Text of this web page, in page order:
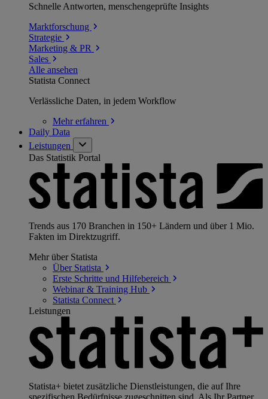
Schnelle Antworten, menschengeprüfte Insights
Marktforschung
Strategie
Marketing & PR
Sales
Alle ansehen
Statista Connect
Verlässliche Daten, in jedem Workflow
Mehrerfahren
Daily Data
Leistungen
Das Statistik Portal
Trends aus 170 Branchen in 150+ Ländern und über 1 Mio.
Fakten im Direktzugriff.
Mehr über Statista
Über Statista
Erste Schritte und Hilfebereich
Webinar & Training Hub
Statista Connect
Leistungen
Statista+ bietet zusätzliche Dienstleistungen, die auf Ihre
spezifischen Bedürfnisse zugeschnitten sind. Als Ihr Partner